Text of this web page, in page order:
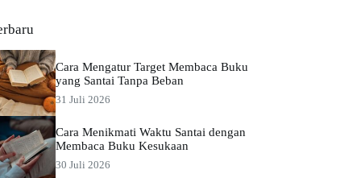
Cara Mengatur Target Membaca Buku
yang Santai Tanpa Beban
31 Juli 2026
Cara Menikmati Waktu Santai dengan
Membaca Buku Kesukaan
30 Juli 2026